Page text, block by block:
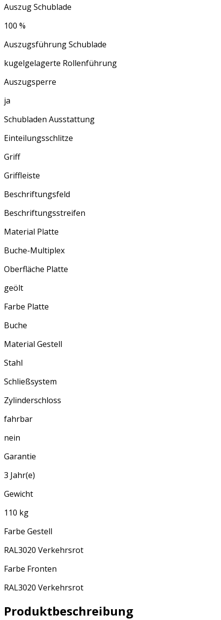
Auszug Schublade
100 %
Auszugsführung Schublade
kugelgelagerte Rollenführung
Auszugsperre
ja
Schubladen Ausstattung
Einteilungsschlitze
Griff
Griffleiste
Beschriftungsfeld
Beschriftungsstreifen
Material Platte
Buche-Multiplex
Oberfläche Platte
geölt
Farbe Platte
Buche
Material Gestell
Stahl
Schließsystem
Zylinderschloss
fahrbar
nein
Garantie
3 Jahr(e)
Gewicht
110 kg
Farbe Gestell
RAL3020 Verkehrsrot
Farbe Fronten
RAL3020 Verkehrsrot
Produktbeschreibung